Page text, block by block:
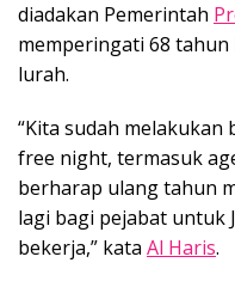
diadakan Pemerintah
memperingati 68 tahun
lurah.
“Kita sudah melakukan
free night, termasuk
berharap ulang tahun
lagi bagi pejabat untuk
bekerja,” kata Al Haris.